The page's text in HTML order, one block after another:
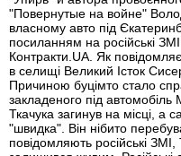
"Повернутые на войне"
власному авто під
посиланням на російські
Контракти.UA. Як
в селищі Великий Істок
Причиною буцімто стало
закладеного під
Ткачука загинув на місці, а
"швидка". Він нібито
повідомляють російські ЗМІ,